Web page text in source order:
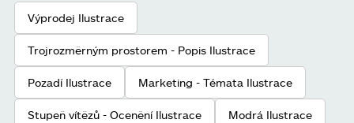
Výprodej Ilustrace
Trojrozměrným prostorem - Popis Ilustrace
Pozadí Ilustrace Marketing - Témata Ilustrace
Stupeň vítězů - Ocenění Ilustrace Modrá Ilustrace